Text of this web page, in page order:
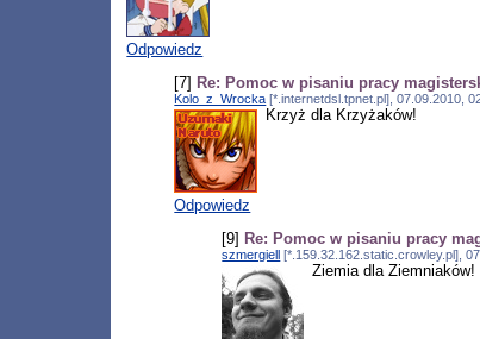
Odpowiedz
[7] Re: Pomoc w pisaniu pracy
Kolo_z_Wrocka [*.internetdsl.tpnet.pl], 07.09.2010,
Krzyż dla Krzyżaków!
Odpowiedz
[9] Re: Pomoc w pisaniu pracy
szmergiell [*.159.32.162.static.crowley.pl],
Ziemia dla Ziemniaków!